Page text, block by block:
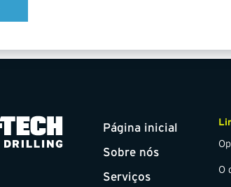
Página inicial
Sobre nós
Serviços
O